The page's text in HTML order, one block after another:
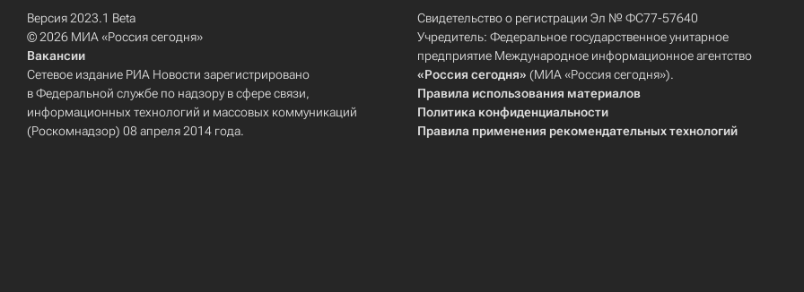
Версия 2023.1 Beta
© 2026 МИА «Россия сегодня»
Вакансии
Сетевое издание РИА Новости зарегистрировано
в Федеральной службе по надзору в сфере связи,
информационных технологий и массовых коммуникаций
(Роскомнадзор) 08 апреля 2014 года.
Свидетельство о регистрации Эл № ФС77-57640
Учредитель: Федеральное государственное унитарное
предприятие Международное информационное агентство
«Россия сегодня» (МИА «Россия сегодня»).
Правила использования материалов
Политика конфиденциальности
Правила применения рекомендательных технологий